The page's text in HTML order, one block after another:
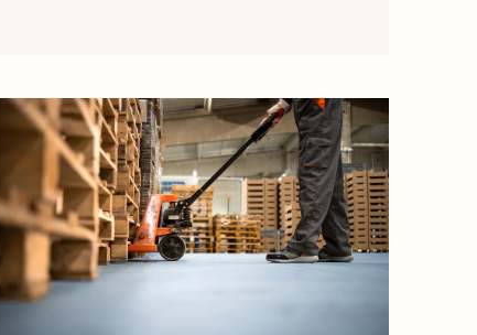
van de provincies…